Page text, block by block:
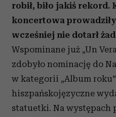
robił, biło jakiś rekord.
koncertowa
wcześniej nie dotarł
Wspominane już „Un
zdobyło nominację do
w kategorii „Album
hiszpańskojęzyczne
statuetki. Na występach